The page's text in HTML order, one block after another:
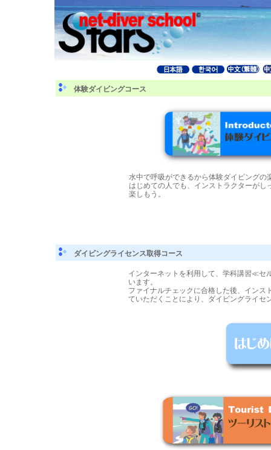
体験ダイビングコース
水中で呼吸ができるから体験ダイビング
はじめての人でも、インストラクターが
楽しもう。
ダイビングライセンス取得コース
インターネットを利用して、学科講習≪
います。
ファイナルチェックに合格した後、イン
ていただくことにより、ダイビングライセ